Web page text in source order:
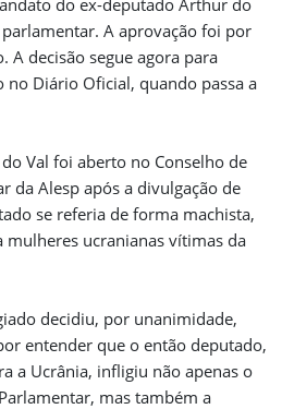
do ex-deputado Arthur do
A aprovação foi por
A decisão segue agora para
no Diário Oficial, quando passa a
Val foi aberto no Conselho de
da Alesp após a divulgação de
se referia de forma machista,
mulheres ucranianas vítimas da
decidiu, por unanimidade,
entender que o então deputado,
a Ucrânia, infligiu não apenas o
mas também a